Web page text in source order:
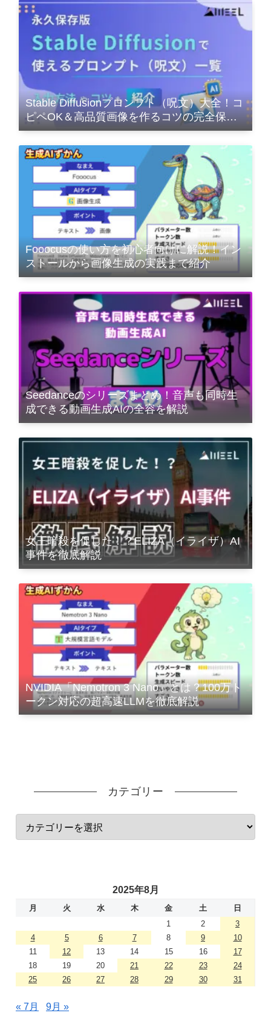
Stable Diffusionプロンプト（呪文）大全！コ
ピペOK＆高品質画像を作るコツの完全保存
版
Fooocusの使い方を初心者向けに解説！イン
ストールから画像生成の実践まで紹介
Seedanceのシリーズまとめ！音声も同時生
成できる動画生成AIの全容を解説
女王暗殺を促した！？ELIZA（イライザ）AI
事件を徹底解説
NVIDIA「Nemotron 3 Nano」とは？100万ト
ークン対応の超高速LLMを徹底解説
カテゴリー
2025年8月
月 火 水 木 金 土
日
1
2
3
4
5 6 7 8 9
10
11
12 13 14 15 16
17
18
19 20 21 22 23
24
25
26 27 28 29 30 31
« 7月 9月 »